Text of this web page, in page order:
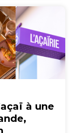
à une